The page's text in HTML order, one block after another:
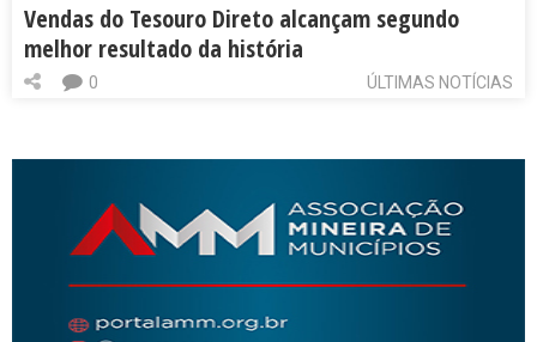
Vendas do Tesouro Direto alcançam segundo
melhor resultado da história
ÚLTIMAS NOTÍCIAS
0